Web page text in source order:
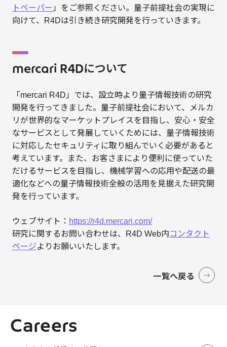
トペーパー 」をご参照ください。量子前提社会の実現に
向けて、R4Dは引き続き研究開発を行っていきます。
mercari R4Dについて
「mercari R4D」では、設立時より量子情報技術の研究
開発を行ってきました。量子前提社会において、メルカ
リが世界的なマーケットプレイスを目指し、安心・安全
なサービスとして発展していくためには、量子情報技術
に対応したセキュリティに取り組んでいく必要があると
考えています。また、お客さまにより便利に使っていた
だけるサービスを目指し、機械学習への応用や配送の最
適化などへの量子情報技術全般の活用を見据えた研究開
発を行っています。
ウェブサイト： https://r4d.mercari.com/
研究に関するお問い合わせは、R4D Web内コンタクト
ページよりお願いいたします。
一覧へ戻る
Careers